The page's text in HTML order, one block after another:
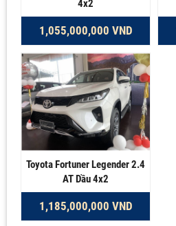
4x2
1,055,000,000 VND
Toyota Fortuner Legender 2.4
AT Dầu 4x2
1,185,000,000 VND